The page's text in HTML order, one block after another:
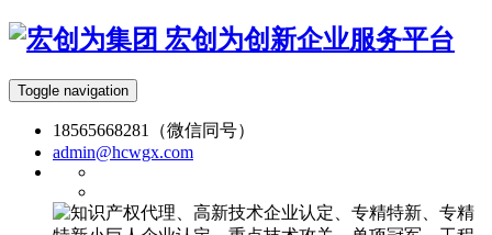
宏创为创新企业服务平台
Toggle navigation
18565668281（微信同号）
admin@hcwgx.com